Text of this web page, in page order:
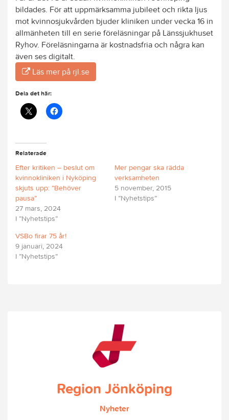
bildades. För att uppmärksamma jubileet och rikta ljus
mot kvinnosjukvården bjuder kliniken under vecka 16 in
allmänheten till en serie föreläsningar på Länssjukhuset
Ryhov. Föreläsningarna är kostnadsfria och några kan
även ses digitalt.
Läs mer på rjl.se
Dela det här:
Relaterade
Efter kritiken – beslut om
kvinnokliniken i Nyköping
skjuts upp: ”Behöver
pausa”
27 mars, 2024
I ”Nyhetstips”
Mer pengar ska rädda
verksamheten
5 november, 2015
I ”Nyhetstips”
VSBo firar 75 år!
9 januari, 2024
I ”Nyhetstips”
Region Jönköping
Nyheter